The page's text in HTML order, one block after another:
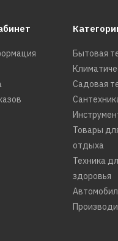
Бытовая
Садовая
Товары
отдыха
Техника
здоровья